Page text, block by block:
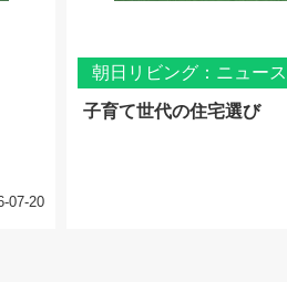
07-20
朝日リビング：ニュー
子育て世代の住宅選び